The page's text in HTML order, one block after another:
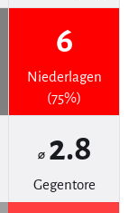
6
Niederlagen
(75%)
⌀ 2.8
Gegentore